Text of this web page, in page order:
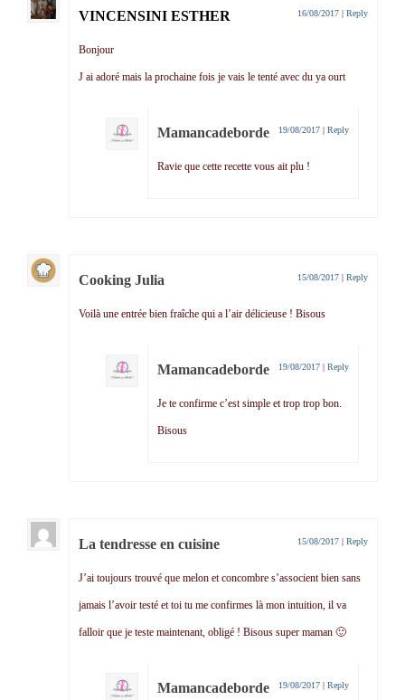
VINCENSINI ESTHER 16/08/2017 | Reply
Bonjour
J ai adoré mais la prochaine fois je vais le tenté avec du ya ourt
Mamancadeborde 19/08/2017 | Reply
Ravie que cette recette vous ait plu !
Cooking Julia 15/08/2017 | Reply
Voilà une entrée bien fraîche qui a l’air délicieuse ! Bisous
Mamancadeborde 19/08/2017 | Reply
Je te confirme c’est simple et trop trop bon.
Bisous
La tendresse en cuisine 15/08/2017 | Reply
J’ai toujours trouvé que melon et concombre s’associent bien sans
jamais l’avoir testé et toi tu me confirmes là mon intuition, il va
falloir que je teste maintenant, obligé ! Bisous super maman 🙂
Mamancadeborde 19/08/2017 | Reply